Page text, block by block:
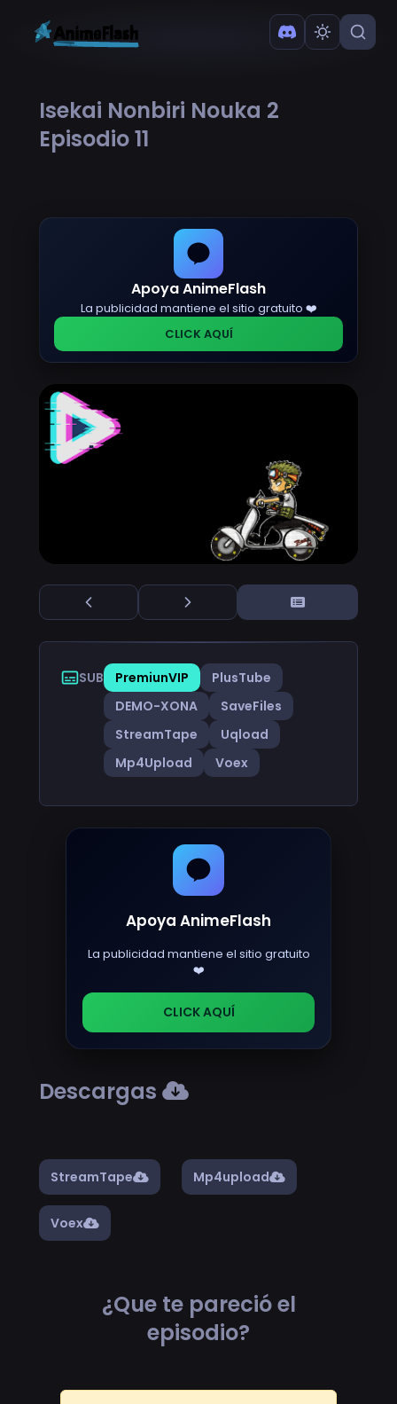
Isekai Nonbiri Nouka 2
Episodio 11
Apoya AnimeFlash
La publicidad mantiene el sitio gratuito ❤️
CLICK AQUÍ
SUB PremiunVIP
PlusTube
DEMO-XONA
SaveFiles
StreamTape
Uqload
Mp4Upload
Voex
Apoya AnimeFlash
La publicidad mantiene el sitio gratuito
❤️
CLICK AQUÍ
Descargas
StreamTape Mp4upload
Voex
¿Que te pareció el
episodio?